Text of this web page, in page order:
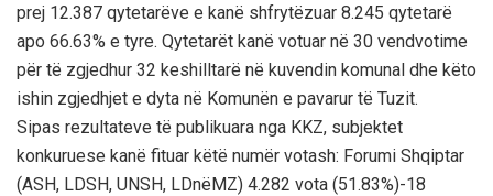
prej 12.387 qytetarëve e kanë shfrytëzuar 8.245 qytetarë
apo 66.63% e tyre. Qytetarët kanë votuar në 30 vendvotime
për të zgjedhur 32 keshilltarë në kuvendin komunal dhe këto
ishin zgjedhjet e dyta në Komunën e pavarur të Tuzit.
Sipas rezultateve të publikuara nga KKZ, subjektet
konkuruese kanë fituar këtë numër votash: Forumi Shqiptar
(ASH, LDSH, UNSH, LDnëMZ) 4.282 vota (51.83%)-18